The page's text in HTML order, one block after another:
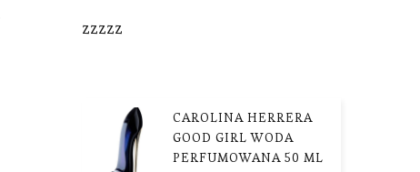
zzzzz
CAROLINA HERRERA
GOOD GIRL WODA
PERFUMOWANA 50 ML